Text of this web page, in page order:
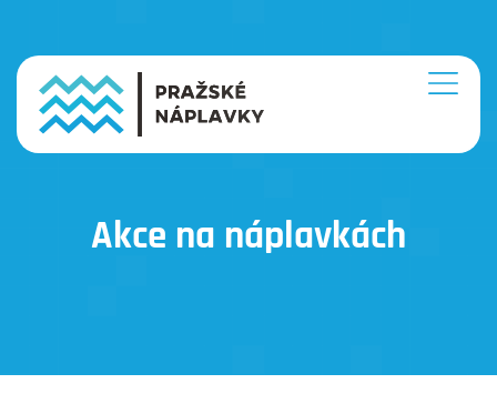
Akce na náplavkách